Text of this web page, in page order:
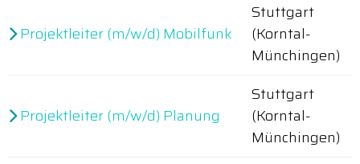
Projektleiter (m/w/d) Mobilfunk
Stuttgart
(Korntal-
Münchingen)
Projektleiter (m/w/d) Planung
Stuttgart
(Korntal-
Münchingen)